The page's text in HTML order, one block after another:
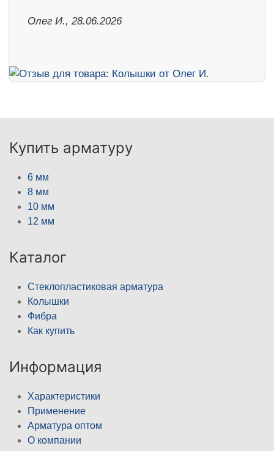
Олег И., 28.06.2026
Купить арматуру
6 мм
8 мм
10 мм
12 мм
Каталог
Стеклопластиковая арматура
Колышки
Фибра
Как купить
Информация
Характеристики
Применение
Арматура оптом
О компании